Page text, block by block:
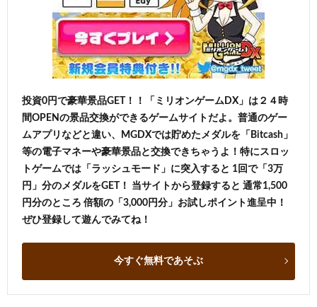
投資0円で豪華景品GET！！「ミリオンゲームDX」は２４時
間OPENの景品交換ができるゲームサイトだよ。普通のゲー
ムアプリなどと違い、MGDXでは貯めたメダルを「Bitcash」
等の電子マネーや豪華景品と交換できちゃうよ！特にスロッ
トゲームでは「ラッシュモード」に突入すると 1回で「3万
円」分のメダルをGET！ 当サイトから登録すると 通常1,500
円分のところ 倍額の「3,000円分」お試しポイント進呈中！
ぜひ登録して遊んでみてね！
今すぐ無料であそぶ